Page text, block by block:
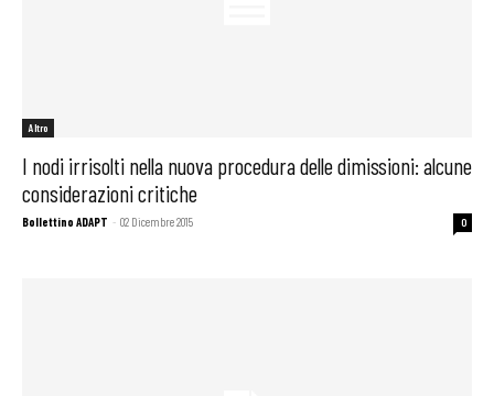
Altro
I nodi irrisolti nella nuova procedura delle dimissioni: alcune
considerazioni critiche
Bollettino ADAPT - 02 Dicembre 2015 0